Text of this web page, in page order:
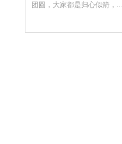
团圆，大家都是归心似箭，...